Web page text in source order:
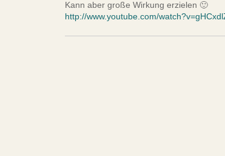
Kann aber große Wirkung erzielen 🙂
http://www.youtube.com/